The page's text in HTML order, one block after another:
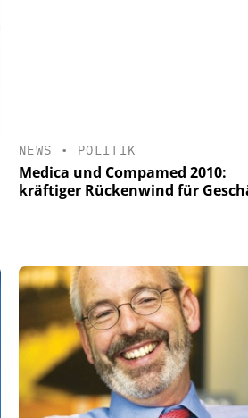
NEWS • POLITIK
Medica und Compamed 2010:
kräftiger Rückenwind für